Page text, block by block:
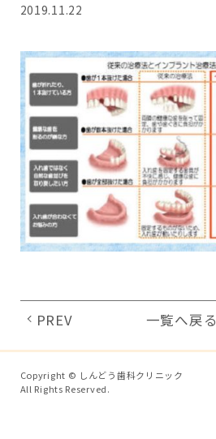
2019.11.22
PREV 一覧へ戻る
Copyright © しんどう歯科クリニック
All Rights Reserved.